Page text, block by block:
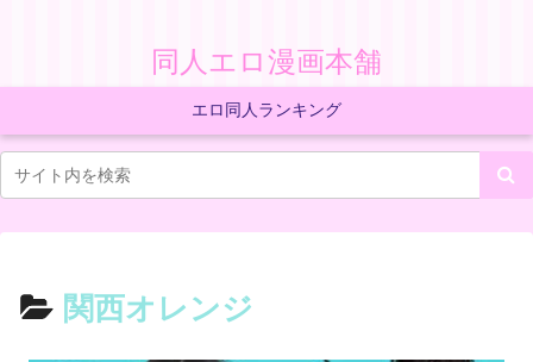
同人エロ漫画本舗
エロ同人ランキング
関西オレンジ